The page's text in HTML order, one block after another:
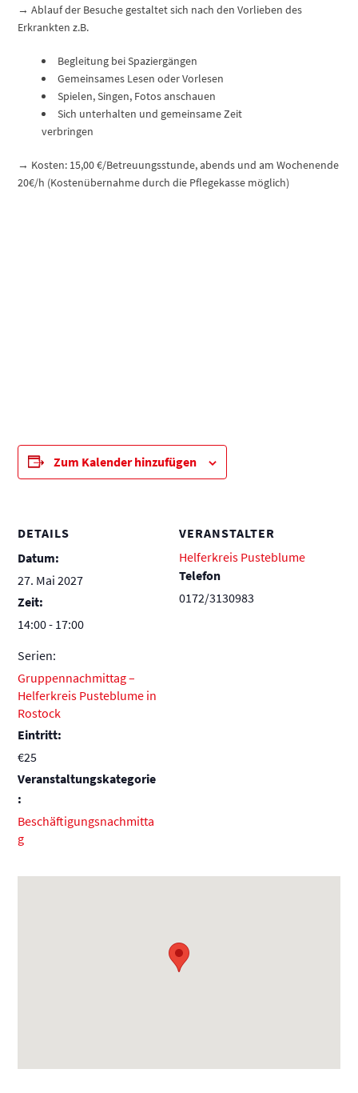
→ Ablauf der Besuche gestaltet sich nach den Vorlieben des
Erkrankten z.B.
Begleitung bei Spaziergängen
Gemeinsames Lesen oder Vorlesen
Spielen, Singen, Fotos anschauen
Sich unterhalten und gemeinsame Zeit
verbringen
→ Kosten: 15,00 €/Betreuungsstunde, abends und am Wochenende
20€/h (Kostenübernahme durch die Pflegekasse möglich)
Zum Kalender hinzufügen
DETAILS
Datum:
27. Mai 2027
Zeit:
14:00 - 17:00
Serien:
Gruppennachmittag –
Helferkreis Pusteblume in
Rostock
Eintritt:
€25
Veranstaltungskategorie
:
Beschäftigungsnachmitta
g
VERANSTALTER
Helferkreis Pusteblume
Telefon
0172/3130983